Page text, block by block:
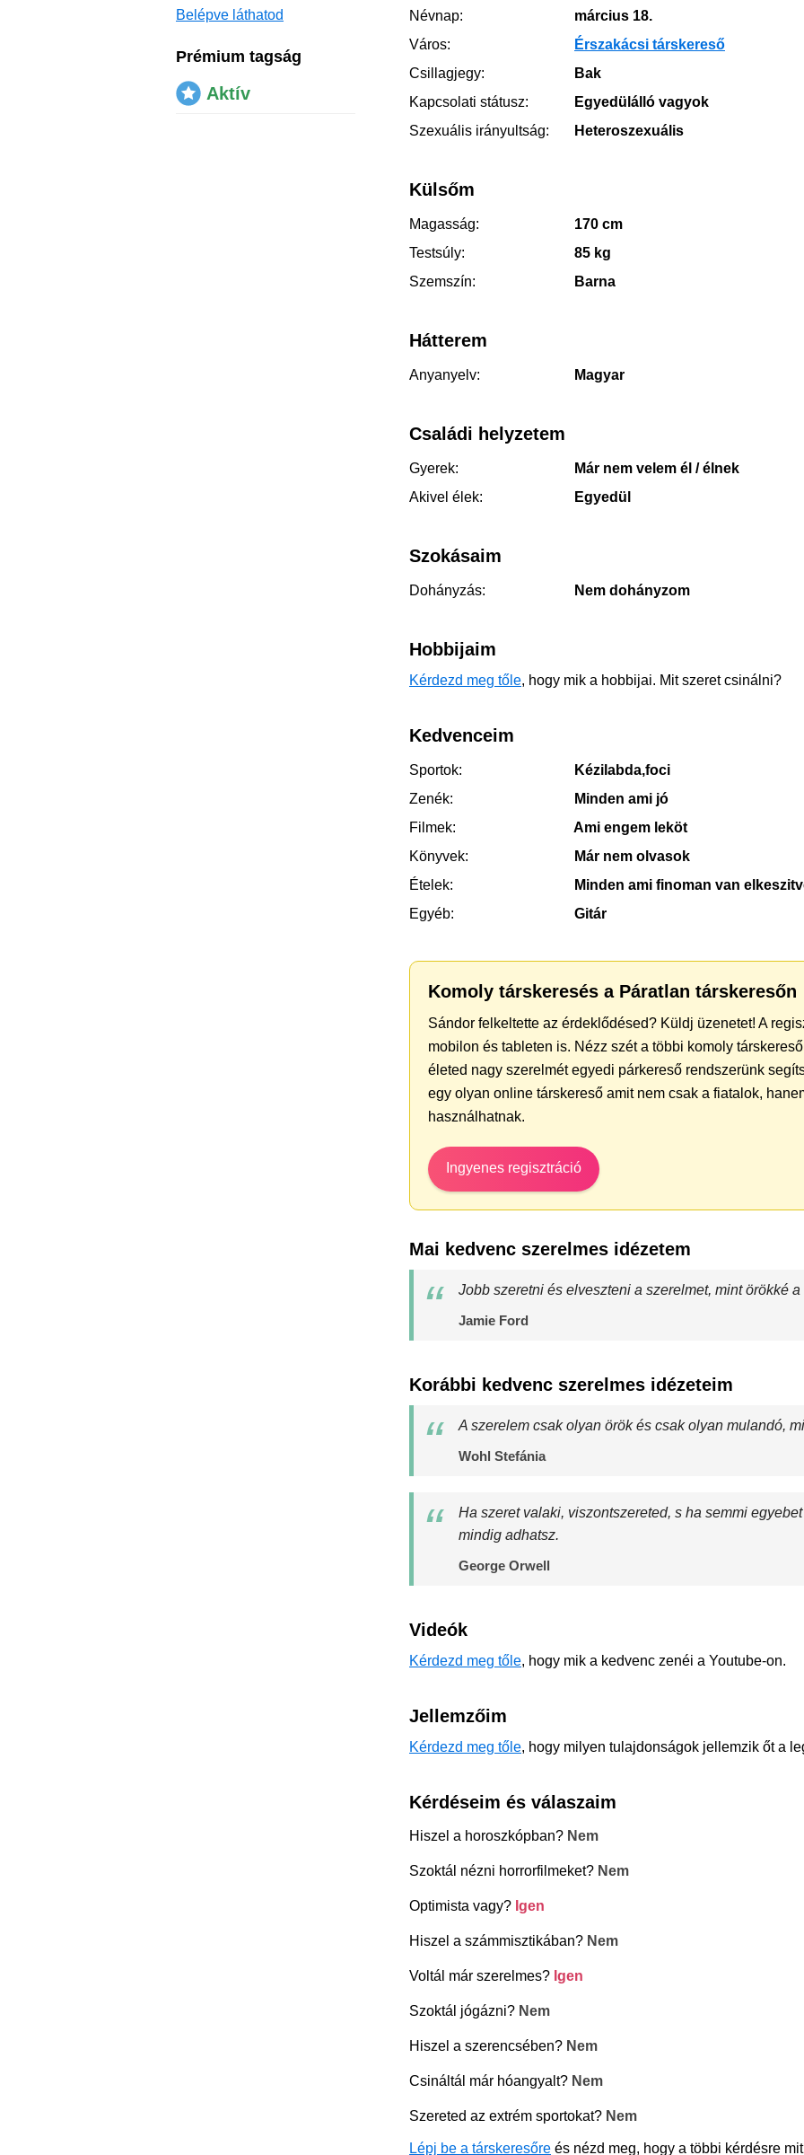
Névnap:
március 18.
Város:
Érszakácsi társkereső
Csillagjegy:
Bak
Kapcsolati státusz:
Egyedülálló vagyok
Szexuális irányultság:
Heteroszexuális
Külsőm
Magasság:
170 cm
Testsúly:
85 kg
Szemszín:
Barna
Hátterem
Anyanyelv: Magyar
Családi helyzetem
Gyerek:
Már nem velem él / élnek
Akivel élek:
Egyedül
Szokásaim
Dohányzás: Nem dohányzom
Hobbijaim
Kérdezd meg tőle, hogy mik a hobbijai. Mit szeret csinálni?
Kedvenceim
Sportok:
Kézilabda,foci
Zenék:
Minden ami jó
Filmek:
Ami engem leköt
Könyvek:
Már nem olvasok
Ételek:
Minden ami finoman van
Egyéb:
Gitár
Komoly társkeresés a Páratlan társkeresőn
Sándor felkeltette az érdeklődésed? Küldj üzenetet! A
mobilon és tableten is. Nézz szét a többi komoly
életed nagy szerelmét egyedi párkereső rendszerünk
egy olyan online társkereső amit nem csak a fiatalok,
használhatnak.
Ingyenes regisztráció
Mai kedvenc szerelmes idézetem
Jobb szeretni és elveszteni a szerelmet, mint örökké
Jamie Ford
Korábbi kedvenc szerelmes idézeteim
A szerelem csak olyan örök és csak olyan mulandó,
Wohl Stefánia
Ha szeret valaki, viszontszereted, s ha semmi
mindig adhatsz.
George Orwell
Videók
Kérdezd meg tőle, hogy mik a kedvenc zenéi a Youtube-on.
Jellemzőim
Kérdezd meg tőle, hogy milyen tulajdonságok jellemzik őt a
Kérdéseim és válaszaim
Hiszel a horoszkópban? Nem
Szoktál nézni horrorfilmeket? Nem
Optimista vagy? Igen
Hiszel a számmisztikában? Nem
Voltál már szerelmes? Igen
Szoktál jógázni? Nem
Hiszel a szerencsében? Nem
Csináltál már hóangyalt? Nem
Szereted az extrém sportokat? Nem
Lépj be a társkeresőre és nézd meg, hogy a többi kérdésre
Belépve láthatod
Prémium tagság
Aktív